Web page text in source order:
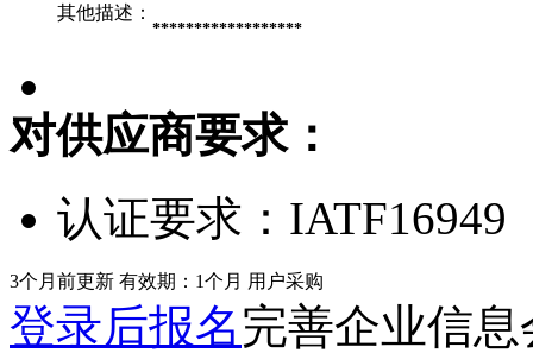
其他描述：
******************
对供应商要求：
认证要求： IATF16949
3个月前更新 有效期：1个月 用户采购
登录后报名完善企业信